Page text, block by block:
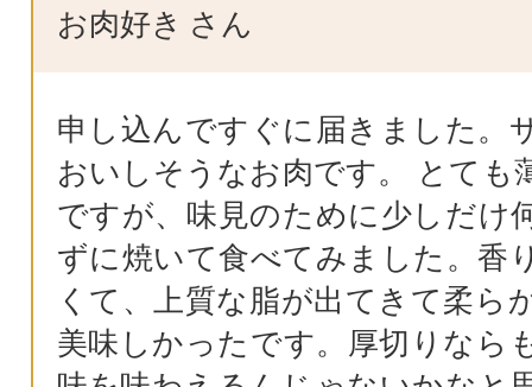
お肉好き さん
申し込んですぐに届きました。
おいしそうなお肉です。 とても
ですが、味見のために少しだけ
ずに焼いて食べてみました。香
くて、上質な脂が出てきて柔ら
美味しかったです。厚切りなら